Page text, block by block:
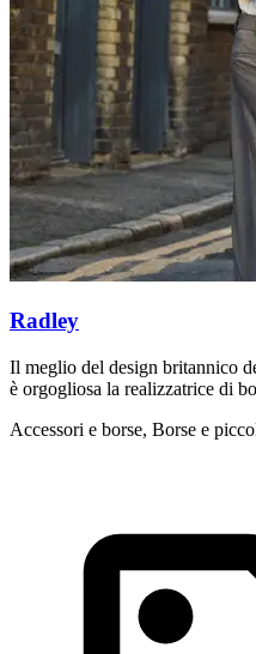
Radley
Il meglio del design britannico
è orgogliosa la realizzatrice di
Accessori e borse, Borse e